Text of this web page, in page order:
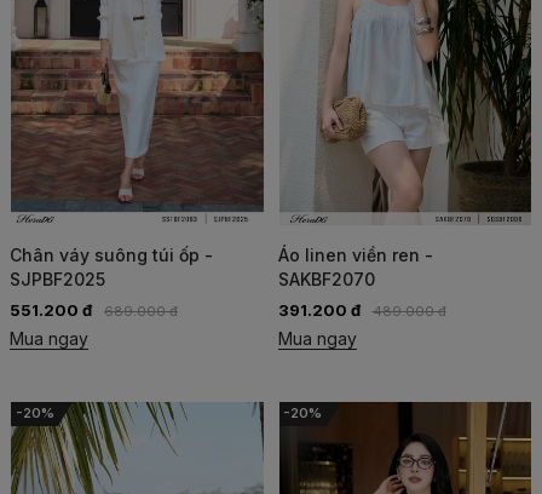
Chân váy suông túi ốp -
SJPBF2025
551.200 đ 689.000 đ
Mua ngay
Áo linen viền ren -
SAKBF2070
391.200 đ 489.000 đ
Mua ngay
-20% -20%